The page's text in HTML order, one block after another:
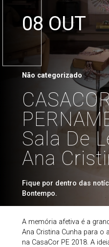
08 OUT
Não categorizado
Sala De
Ana
Fique por dentro das
Bontempo.
A memória afetiva é a
Ana Cristina Cunha para o
na CasaCor PE 2018. A